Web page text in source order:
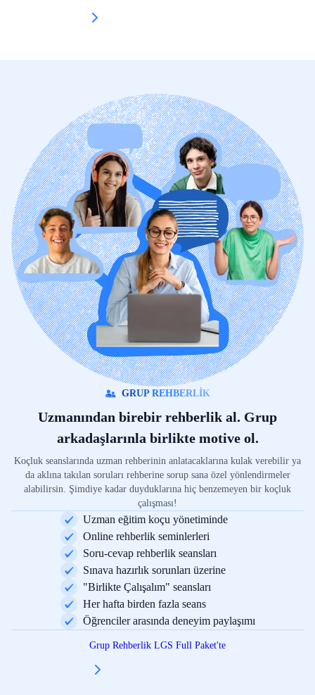
GRUP REHBERLİK
Uzmanından birebir rehberlik al. Grup
arkadaşlarınla birlikte motive ol.
Koçluk seanslarında uzman rehberinin anlatacaklarına kulak verebilir ya
da aklına takılan soruları rehberine sorup sana özel yönlendirmeler
alabilirsin. Şimdiye kadar duyduklarına hiç benzemeyen bir koçluk
çalışması!
Uzman eğitim koçu yönetiminde
Online rehberlik seminlerleri
Soru-cevap rehberlik seansları
Sınava hazırlık sorunları üzerine
"Birlikte Çalışalım" seansları
Her hafta birden fazla seans
Öğrenciler arasında deneyim paylaşımı
Grup Rehberlik LGS Full Paket'te